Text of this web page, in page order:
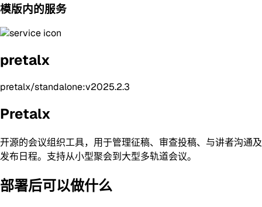
模版内的服务
pretalx
pretalx/standalone:v2025.2.3
Pretalx
开源的会议组织工具，用于管理征稿、审查投稿、与讲者沟通及
发布日程。支持从小型聚会到大型多轨道会议。
部署后可以做什么